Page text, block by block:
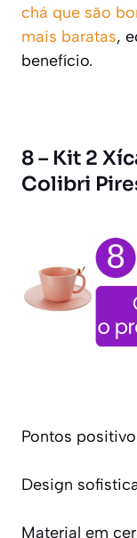
chá que são
mais baratas,
benefício.
8 – Kit 2
Colibri
Pontos
Design
Material em